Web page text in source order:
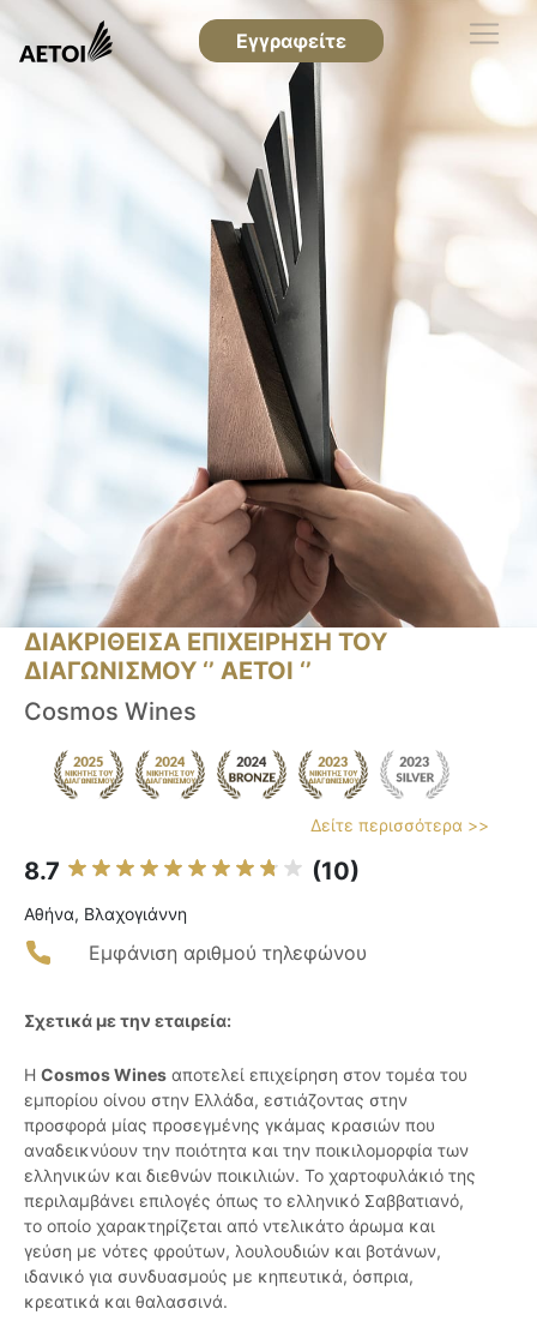
Εγγραφείτε
ΔΙΑΚΡΙΘΕΙΣΑ ΕΠΙΧΕΙΡΗΣΗ ΤΟΥ
ΔΙΑΓΩΝΙΣΜΟΥ ‘’ ΑΕΤΟΙ ‘’
Cosmos Wines
Δείτε περισσότερα >>
8.7 (10)
Αθήνα, Βλαχογιάννη
Εμφάνιση αριθμού τηλεφώνου
Σχετικά με την εταιρεία:
Η Cosmos Wines αποτελεί επιχείρηση στον τομέα του
εμπορίου οίνου στην Ελλάδα, εστιάζοντας στην
προσφορά μίας προσεγμένης γκάμας κρασιών που
αναδεικνύουν την ποιότητα και την ποικιλομορφία των
ελληνικών και διεθνών ποικιλιών. Το χαρτοφυλάκιό της
περιλαμβάνει επιλογές όπως το ελληνικό Σαββατιανό,
το οποίο χαρακτηρίζεται από ντελικάτο άρωμα και
γεύση με νότες φρούτων, λουλουδιών και βοτάνων,
ιδανικό για συνδυασμούς με κηπευτικά, όσπρια,
κρεατικά και θαλασσινά.